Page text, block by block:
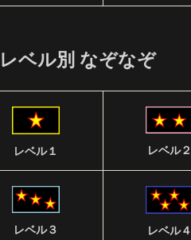
レベル別 なぞなぞ
レベル１ レベル２
レベル３ レベル４